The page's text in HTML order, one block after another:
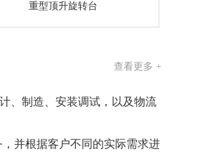
重型顶升旋转台
查看更多 +
、制造、安装调试，以及物流
并根据客户不同的实际需求进